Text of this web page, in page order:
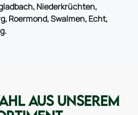
Niederkrüchten,
Roermond, Swalmen, Echt,
AUS UNSEREM